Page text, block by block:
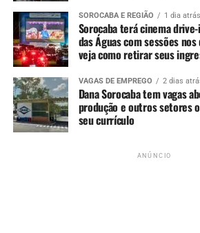
SOROCABA E REGIÃO 1 dia atrás
Sorocaba terá cinema
das Águas com sessões
veja como retirar seus
VAGAS DE EMPREGO 2 dias
Dana Sorocaba tem vagas
produção e outros setores
seu currículo
ANÚNCIO